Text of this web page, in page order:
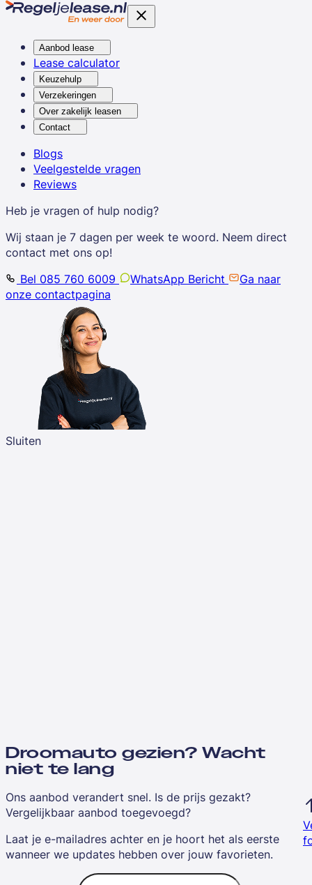
Aanbod lease
Lease calculator
Keuzehulp
Verzekeringen
Over zakelijk leasen
Contact
Blogs
Veelgestelde vragen
Reviews
Heb je vragen of hulp nodig?
Wij staan je 7 dagen per week te woord. Neem direct
contact met ons op!
Bel 085 760 6009
WhatsApp Bericht
Ga naar
onze contactpagina
Sluiten
Droomauto gezien? Wacht
niet te lang
Ons aanbod verandert snel. Is de prijs gezakt?
Vergelijkbaar aanbod toegevoegd?
Laat je e-mailadres achter en je hoort het als eerste
wanneer we updates hebben over jouw favorieten.